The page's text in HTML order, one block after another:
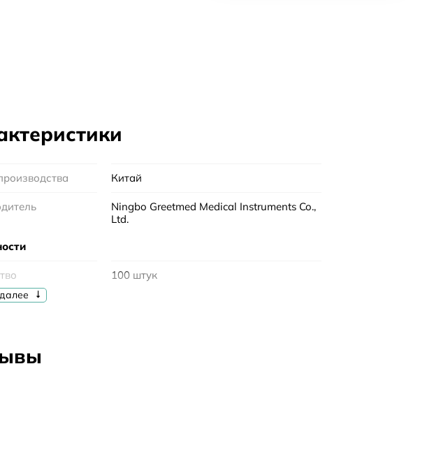
Китай
Ningbo Greetmed Medical Instruments Co.,
Ltd.
100 штук